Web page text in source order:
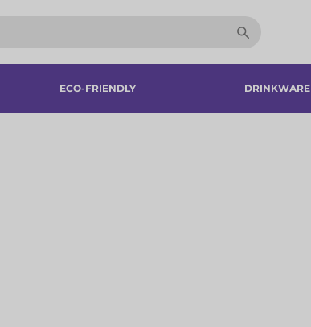
ECO-FRIENDLY DRINKWARE